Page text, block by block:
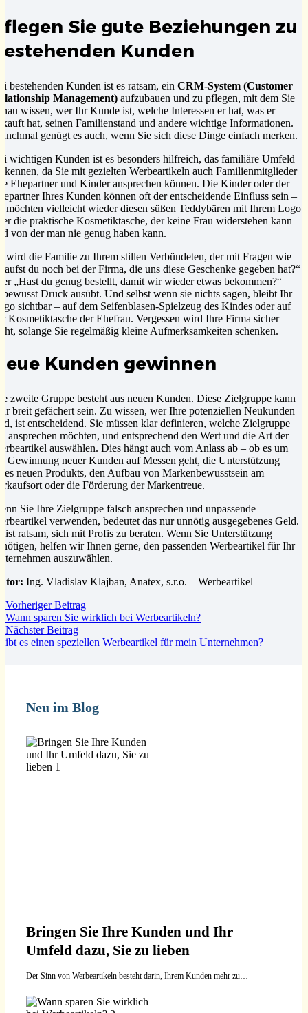
Sie gute Beziehungen zu
Kunden
bestehenden Kunden ist es ratsam, ein CRM-System (Customer
Management) aufzubauen und zu pflegen, mit dem Sie
wissen, wer Ihr Kunde ist, welche Interessen er hat, was er
hat, seinen Familienstand und andere wichtige Informationen.
genügt es auch, wenn Sie sich diese Dinge einfach merken.
wichtigen Kunden ist es besonders hilfreich, das familiäre Umfeld
kennen, da Sie mit gezielten Werbeartikeln auch Familienmitglieder
Ehepartner und Kinder ansprechen können. Die Kinder oder der
Ihres Kunden können oft der entscheidende Einfluss sein –
möchten vielleicht wieder diesen süßen Teddybären mit Ihrem Logo
die praktische Kosmetiktasche, der keine Frau widerstehen kann
von der man nie genug haben kann.
wird die Familie zu Ihrem stillen Verbündeten, der mit Fragen wie
du noch bei der Firma, die uns diese Geschenke gegeben hat?“
„Hast du genug bestellt, damit wir wieder etwas bekommen?“
Druck ausübt. Und selbst wenn sie nichts sagen, bleibt Ihr
sichtbar – auf dem Seifenblasen-Spielzeug des Kindes oder auf
Kosmetiktasche der Ehefrau. Vergessen wird Ihre Firma sicher
solange Sie regelmäßig kleine Aufmerksamkeiten schenken.
Kunden gewinnen
zweite Gruppe besteht aus neuen Kunden. Diese Zielgruppe kann
breit gefächert sein. Zu wissen, wer Ihre potenziellen Neukunden
ist entscheidend. Sie müssen klar definieren, welche Zielgruppe
ansprechen möchten, und entsprechend den Wert und die Art der
auswählen. Dies hängt auch vom Anlass ab – ob es um
Gewinnung neuer Kunden auf Messen geht, die Unterstützung
neuen Produkts, den Aufbau von Markenbewusstsein am
oder die Förderung der Markentreue.
Sie Ihre Zielgruppe falsch ansprechen und unpassende
verwenden, bedeutet das nur unnötig ausgegebenes Geld.
ist ratsam, sich mit Profis zu beraten. Wenn Sie Unterstützung
helfen wir Ihnen gerne, den passenden Werbeartikel für Ihr
auszuwählen.
Ing. Vladislav Klajban, Anatex, s.r.o. – Werbeartikel
Vorheriger Beitrag
Wann sparen Sie wirklich bei Werbeartikeln?
Nächster Beitrag
ibt es einen speziellen Werbeartikel für mein Unternehmen?
Neu im Blog
Bringen Sie Ihre Kunden und Ihr
Umfeld dazu, Sie zu lieben
Der Sinn von Werbeartikeln besteht darin, Ihrem Kunden mehr zu…